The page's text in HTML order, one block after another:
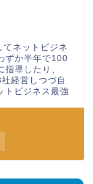
ネットビジネ
ずか半年で100
導したり、
経営しつづ自
トビジネス最強